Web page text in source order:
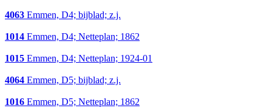
4063 Emmen, D4; bijblad; z.j.
1014 Emmen, D4; Netteplan; 1862
1015 Emmen, D4; Netteplan; 1924-01
4064 Emmen, D5; bijblad; z.j.
1016 Emmen, D5; Netteplan; 1862